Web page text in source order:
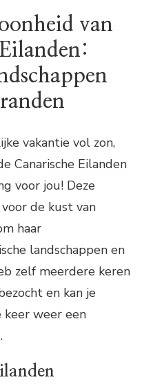
van
vakantie vol zon,
Canarische Eilanden
voor jou! Deze
de kust van
haar
landschappen en
zelf meerdere keren
en kan je
weer een